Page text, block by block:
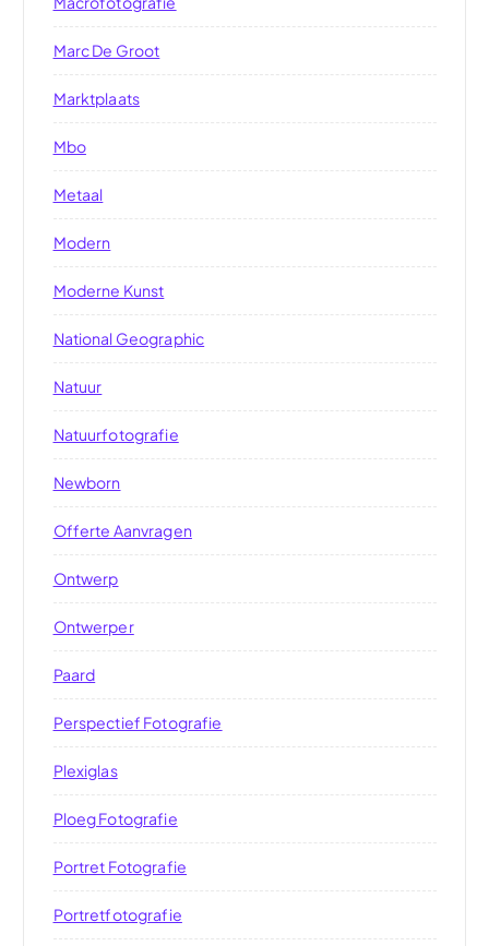
Marc De Groot
Marktplaats
Mbo
Metaal
Modern
Moderne Kunst
National Geographic
Natuur
Natuurfotografie
Newborn
Offerte Aanvragen
Ontwerp
Ontwerper
Paard
Perspectief Fotografie
Plexiglas
Ploeg Fotografie
Portret Fotografie
Portretfotografie